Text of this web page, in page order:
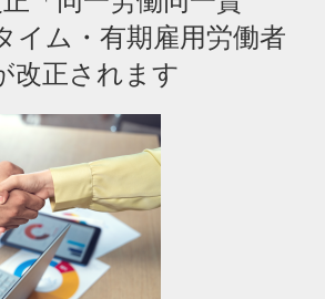
ム・有期雇用労働者
改正されます